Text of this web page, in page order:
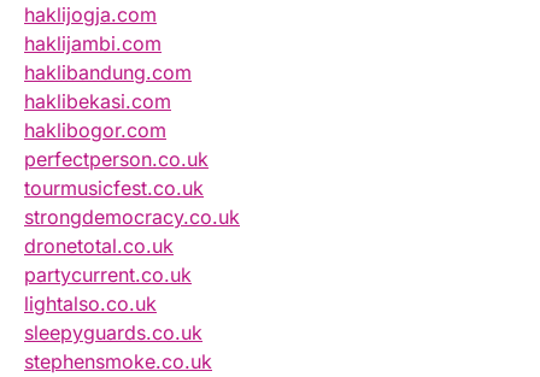
haklijogja.com
haklijambi.com
haklibandung.com
haklibekasi.com
haklibogor.com
perfectperson.co.uk
tourmusicfest.co.uk
strongdemocracy.co.uk
dronetotal.co.uk
partycurrent.co.uk
lightalso.co.uk
sleepyguards.co.uk
stephensmoke.co.uk